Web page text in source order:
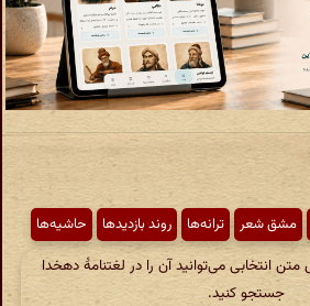
مشق شعر ترانه‌ها روند بازدیدها حاشیه‌ها
انتخابی می‌توانید آن را در لغتنامهٔ دهخدا
جستجو کنید.